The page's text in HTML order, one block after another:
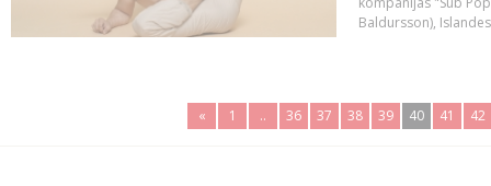
Baldursson),
« 1 .. 36 37 38 39 40 41 42